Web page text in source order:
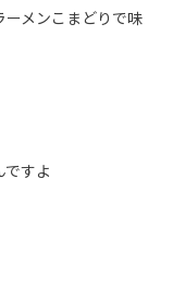
ーメンこまどりで味
ですよ